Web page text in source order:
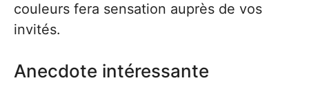
couleurs fera sensation auprès de vos
invités.
Anecdote intéressante